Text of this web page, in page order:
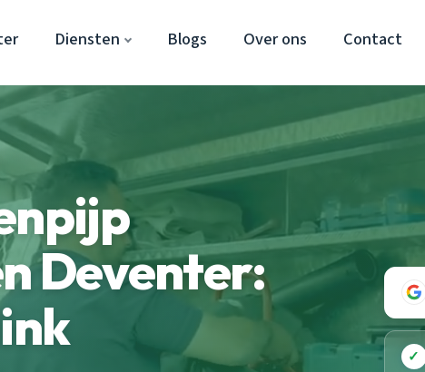
Diensten Blogs Over ons Contact
Deventer:
✓